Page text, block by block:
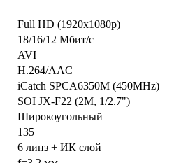
Full HD (1920x1080p)
18/16/12 Мбит/с
AVI
H.264/AAC
iCatch SPCA6350M (450MHz)
SOI JX-F22 (2M, 1/2.7")
Широкоугольный
135
6 линз + ИК слой